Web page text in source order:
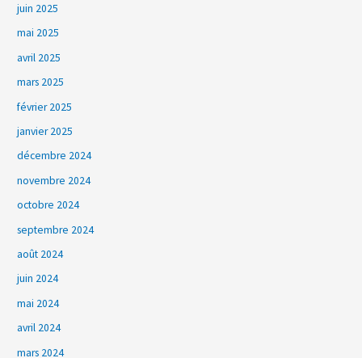
juin 2025
mai 2025
avril 2025
mars 2025
février 2025
janvier 2025
décembre 2024
novembre 2024
octobre 2024
septembre 2024
août 2024
juin 2024
mai 2024
avril 2024
mars 2024